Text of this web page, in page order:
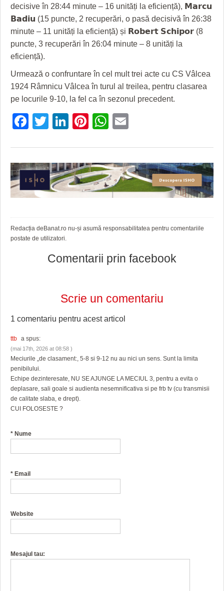
FILME DOCUMENTARE
JOCURI ONLINE
FARMACII DIN TIMIŞOARA
LICEE, ŞCOLI ŞI GRĂDINIŢE DIN TIMIŞ
PRIMĂRIILE DIN TIMIŞ
SFATUL MEDICULUI
SFATURI JURIDICE
decisive în 28:44 minute – 16 unități la eficiență), 𝗠𝗮𝗿𝗰𝘂
𝗕𝗮𝗱𝗶𝘂 (15 puncte, 2 recuperări, o pasă decisivă în 26:38
minute – 11 unități la eficiență) și 𝗥𝗼𝗯𝗲𝗿𝘁 𝗦𝗰𝗵𝗶𝗽𝗼𝗿 (8
puncte, 3 recuperări în 26:04 minute – 8 unități la
eficiență).
Urmează o confruntare în cel mult trei acte cu CS Vâlcea
1924 Râmnicu Vâlcea în turul al treilea, pentru clasarea
pe locurile 9-10, la fel ca în sezonul precedent.
Facebook
Twitter
LinkedIn
Pinterest
WhatsApp
Redacția deBanat.ro nu-și asumă responsabilitatea pentru comentariile
postate de utilizatori.
Comentarii prin facebook
Scrie un comentariu
1 comentariu pentru acest articol
ttb a spus:
(mai 17th, 2026 at 08:58 )
Meciurile „de clasament:, 5-8 si 9-12 nu au nici un sens. Sunt la limita
penibilului.
Echipe dezinteresate, NU SE AJUNGE LA MECIUL 3, pentru a evita o
deplasare, sali goale si audienta nesemnificativa si pe frb tv (cu transmisii
de calitate slaba, e drept).
CUI FOLOSESTE ?
* Nume
* Email
Website
Mesajul tau: